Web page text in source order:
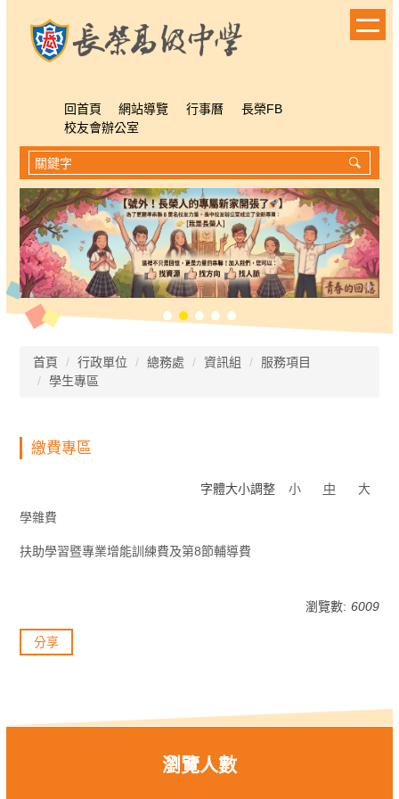
回首頁 網站導覽 行事曆
長榮FB
校友會辦公室
首頁 行政單位 總務處 資訊組
服務項目
學生專區
繳費專區
字體大小調整 小 中
大
學雜費
扶助學習暨專業增能訓練費及第8節輔導費
瀏覽數: 6009
分享
瀏覽人數